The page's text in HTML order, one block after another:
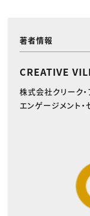
著者情報
CREATIVE
株式会社クリーク・
エンゲージメント・